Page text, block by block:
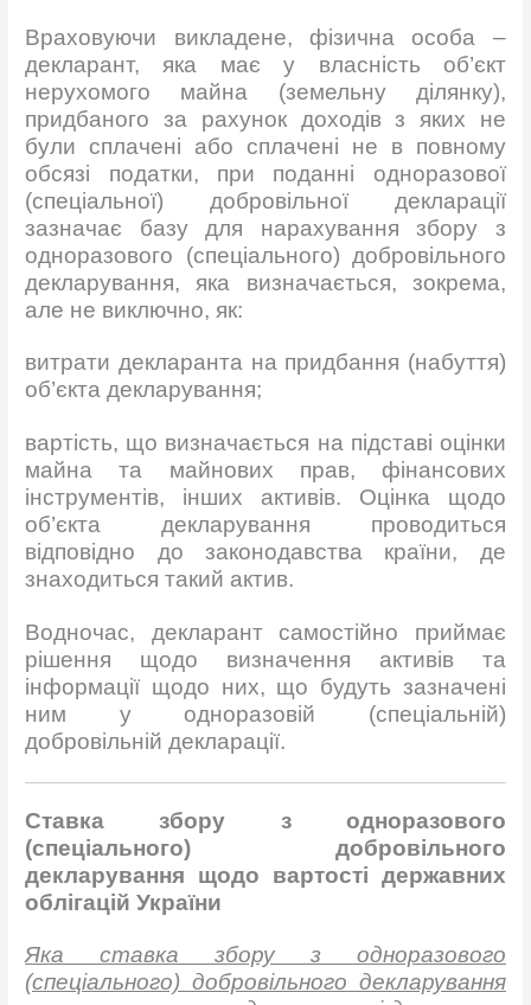
Враховуючи викладене, фізична особа –
декларант, яка має у власність об’єкт
нерухомого майна (земельну ділянку),
придбаного за рахунок доходів з яких не
були сплачені або сплачені не в повному
обсязі податки, при поданні одноразової
(спеціальної) добровільної декларації
зазначає базу для нарахування збору з
одноразового (спеціального) добровільного
декларування, яка визначається, зокрема,
але не виключно, як:
витрати декларанта на придбання (набуття)
об’єкта декларування;
вартість, що визначається на підставі оцінки
майна та майнових прав, фінансових
інструментів, інших активів. Оцінка щодо
об’єкта декларування проводиться
відповідно до законодавства країни, де
знаходиться такий актив.
Водночас, декларант самостійно приймає
рішення щодо визначення активів та
інформації щодо них, що будуть зазначені
ним у одноразовій (спеціальній)
добровільній декларації.
Ставка збору з одноразового
(спеціального) добровільного
декларування щодо вартості державних
облігацій України
Яка ставка збору з одноразового
(спеціального) добровільного декларування